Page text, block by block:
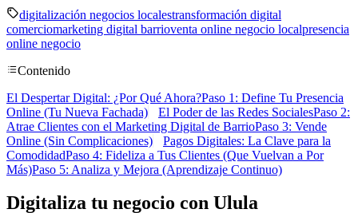
digitalización negocios localestransformación digital
comerciomarketing digital barrioventa online negocio localpresencia
online negocio
Contenido
El Despertar Digital: ¿Por Qué Ahora?Paso 1: Define Tu Presencia
Online (Tu Nueva Fachada)
El Poder de las Redes SocialesPaso 2:
Atrae Clientes con el Marketing Digital de BarrioPaso 3: Vende
Online (Sin Complicaciones)
Pagos Digitales: La Clave para la
ComodidadPaso 4: Fideliza a Tus Clientes (Que Vuelvan a Por
Más)Paso 5: Analiza y Mejora (Aprendizaje Continuo)
Digitaliza tu negocio con Ulula